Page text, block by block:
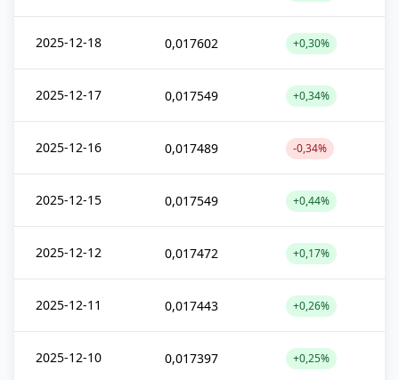
2025-12-18 0,017602 +0,30%
2025-12-17 0,017549 +0,34%
2025-12-16 0,017489 -0,34%
2025-12-15 0,017549 +0,44%
2025-12-12 0,017472 +0,17%
2025-12-11 0,017443 +0,26%
2025-12-10 0,017397 +0,25%